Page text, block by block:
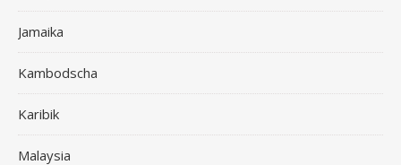
Jamaika
Kambodscha
Karibik
Malaysia